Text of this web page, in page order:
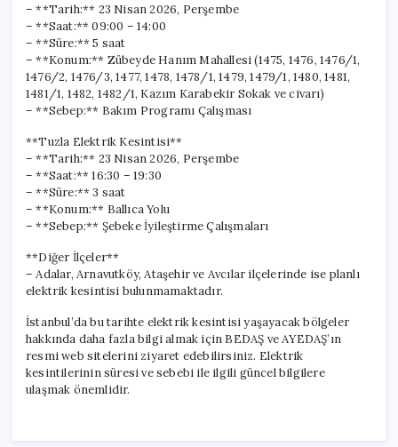
– **Tarih:** 23 Nisan 2026, Perşembe
– **Saat:** 09:00 – 14:00
– **Süre:** 5 saat
– **Konum:** Zübeyde Hanım Mahallesi (1475, 1476, 1476/1,
1476/2, 1476/3, 1477, 1478, 1478/1, 1479, 1479/1, 1480, 1481,
1481/1, 1482, 1482/1, Kazım Karabekir Sokak ve civarı)
– **Sebep:** Bakım Programı Çalışması
**Tuzla Elektrik Kesintisi**
– **Tarih:** 23 Nisan 2026, Perşembe
– **Saat:** 16:30 – 19:30
– **Süre:** 3 saat
– **Konum:** Ballıca Yolu
– **Sebep:** Şebeke İyileştirme Çalışmaları
**Diğer İlçeler**
– Adalar, Arnavutköy, Ataşehir ve Avcılar ilçelerinde ise planlı
elektrik kesintisi bulunmamaktadır.
İstanbul’da bu tarihte elektrik kesintisi yaşayacak bölgeler
hakkında daha fazla bilgi almak için BEDAŞ ve AYEDAŞ’ın
resmi web sitelerini ziyaret edebilirsiniz. Elektrik
kesintilerinin süresi ve sebebi ile ilgili güncel bilgilere
ulaşmak önemlidir.